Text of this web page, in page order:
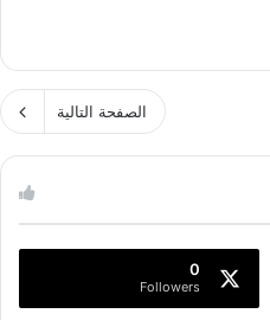
الصفحة التالية
0
Followers